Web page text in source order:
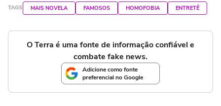
TAGS MAIS NOVELA FAMOSOS HOMOFOBIA ENTRETÊ
O Terra é uma fonte de informação confiável e
combate fake news.
Adicione como fonte
preferencial no Google